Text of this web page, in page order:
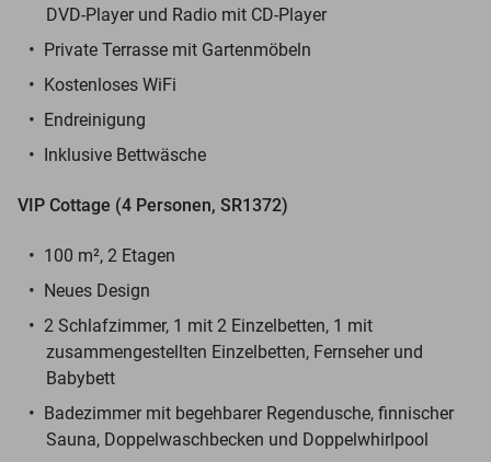
DVD-Player und Radio mit CD-Player
Private Terrasse mit Gartenmöbeln
Kostenloses WiFi
Endreinigung
Inklusive Bettwäsche
VIP Cottage (4 Personen, SR1372)
100 m², 2 Etagen
Neues Design
2 Schlafzimmer, 1 mit 2 Einzelbetten, 1 mit
zusammengestellten Einzelbetten, Fernseher und
Babybett
Badezimmer mit begehbarer Regendusche, finnischer
Sauna, Doppelwaschbecken und Doppelwhirlpool